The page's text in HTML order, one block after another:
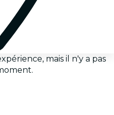
mais il n'y a pas